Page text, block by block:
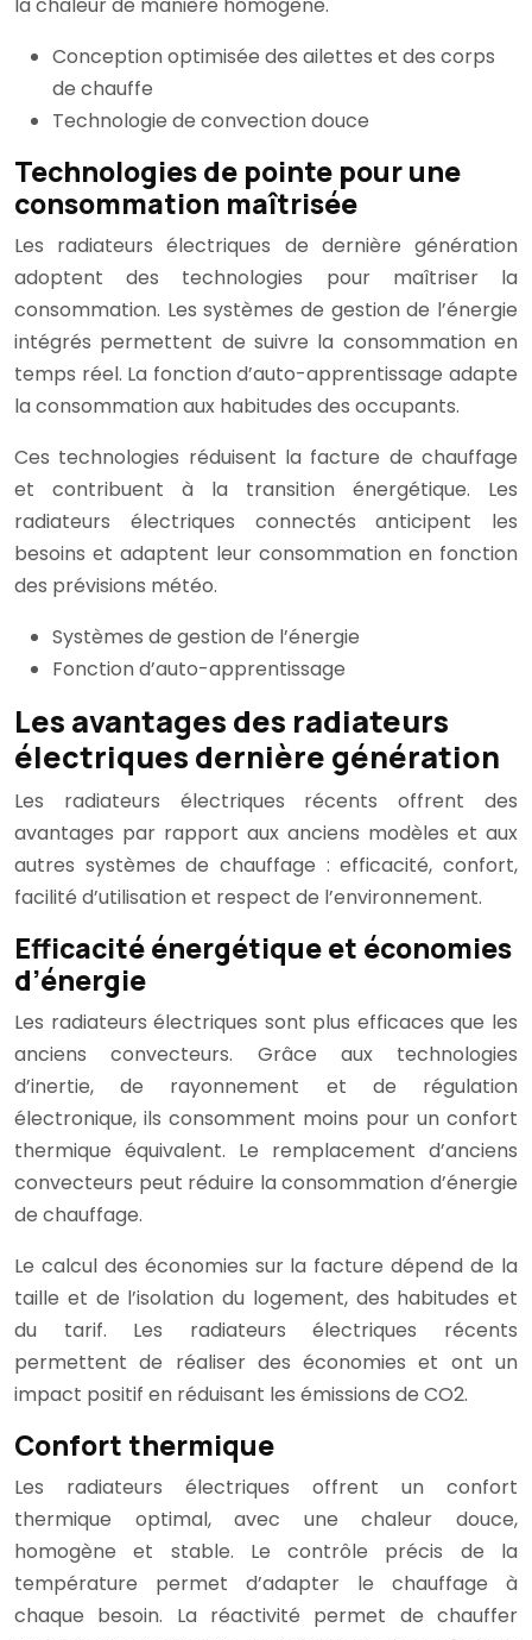
la chaleur de manière homogène.
Conception optimisée des ailettes et des corps
de chauffe
Technologie de convection douce
Technologies de pointe pour une
consommation maîtrisée
Les radiateurs électriques de dernière génération
adoptent des technologies pour maîtriser la
consommation. Les systèmes de gestion de l’énergie
intégrés permettent de suivre la consommation en
temps réel. La fonction d’auto-apprentissage adapte
la consommation aux habitudes des occupants.
Ces technologies réduisent la facture de chauffage
et contribuent à la transition énergétique. Les
radiateurs électriques connectés anticipent les
besoins et adaptent leur consommation en fonction
des prévisions météo.
Systèmes de gestion de l’énergie
Fonction d’auto-apprentissage
Les avantages des radiateurs
électriques dernière génération
Les radiateurs électriques récents offrent des
avantages par rapport aux anciens modèles et aux
autres systèmes de chauffage : efficacité, confort,
facilité d’utilisation et respect de l’environnement.
Efficacité énergétique et économies
d’énergie
Les radiateurs électriques sont plus efficaces que les
anciens convecteurs. Grâce aux technologies
d’inertie, de rayonnement et de régulation
électronique, ils consomment moins pour un confort
thermique équivalent. Le remplacement d’anciens
convecteurs peut réduire la consommation d’énergie
de chauffage.
Le calcul des économies sur la facture dépend de la
taille et de l’isolation du logement, des habitudes et
du tarif. Les radiateurs électriques récents
permettent de réaliser des économies et ont un
impact positif en réduisant les émissions de CO2.
Confort thermique
Les radiateurs électriques offrent un confort
thermique optimal, avec une chaleur douce,
homogène et stable. Le contrôle précis de la
température permet d’adapter le chauffage à
chaque besoin. La réactivité permet de chauffer